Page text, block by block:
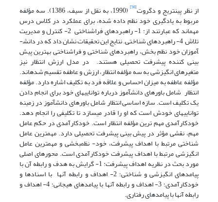
از نظر پینتریج و دگروت[56] (1990، به نقل از سیف، 1386). سه مؤلفه
مربوط به یادگیری خود نظم داده شده، برای عملکرد در کلاس درس
مهم­اند که عبارتند از: 1- راهبردهای فراشناختی 2- کنترل و مدیریت
تلاش 4- راهبردهای شناختی. نتایج این تحقیقات نشان داد که در دانش­
آموزان خود نظم بخش، راهبردهای شناختی و فراشناختی بهترین پیش
بینی کننده پیشرفت تحصیلی هستند. در مدل ارزش انتظار نیز
متغیرهای انگیزشی به سه مؤلفه انتظار، ارزش و عاطفه تقسیم شده­اند.
مؤلفه عاطفه به میزان احساس و علاقه فرد به تکلیف اشاره دارد. مؤلفه
انتظار شامل باورهای دانش­آموز درباره توانایی­های خود برای انجام دادن
یک تکلیف است. سازه اساسی انتظار شامل باورهای دانش­آموز در زمینه
توانایی­های خودش است که او را قادر می­سازد تا تکلیفی را انجام دهد.
خودکارآمدی مهم ترین مؤلفه­ انتظار است. خودکارآمدی در حکم عامل
مهم، نقشی مؤثر در پیش بینی پیشرفت تحصیلی دارد. مهم­ترین عامل
شناختی مرتبط با اهداف پیشرفت، خود- نظم­بخشی و مهم­ترین عامل
انگیزشی مرتبط با اهداف پیشرفت خودکارآمدی است. محورهای اصلی
مورد بحث در نظریه اهداف پیشرفت: 1- گرایش به هدف و رابطه آن با
پیامدهای انگیزشی و شناختی؛ 2- اهداف و رابطه آن­ها با اسنادها و
خودکارآمدی؛ 3- اهداف و رابطه آن­ها با پیامدهای هیجانی؛ 4- اهداف و
رابطه آن­ها با پیامدهای رفتاری.